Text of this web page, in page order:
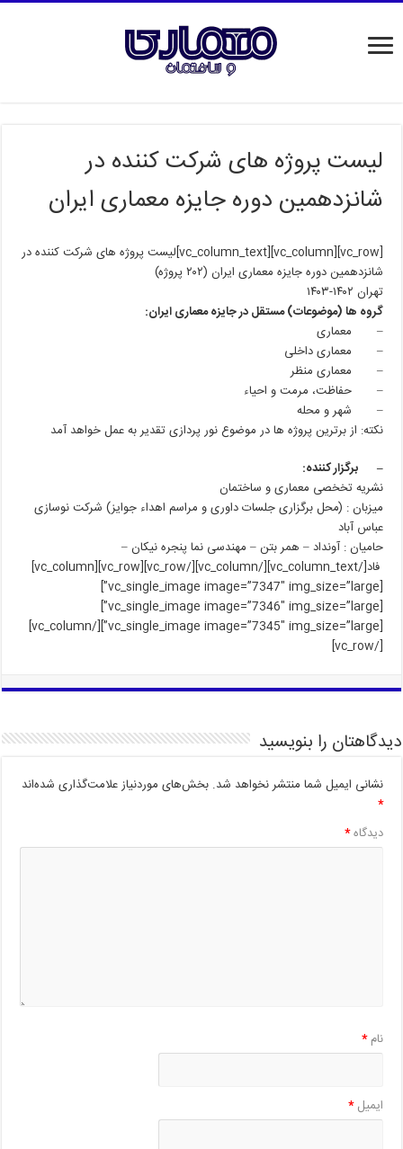
لیست پروژه های شرکت کننده در
شانزدهمین دوره جایزه معماری ایران
[vc_row][vc_column][vc_column_text]لیست پروژه های شرکت کننده در
شانزدهمین دوره جایزه معماری ایران (۲۰۲ پروژه)
تهران ۱۴۰۲-۱۴۰۳
گروه ها (موضوعات) مستقل در جایزه معماری ایران:
– معماری
– معماری داخلی
– معماری منظر
– حفاظت، مرمت و احیاء
– شهر و محله
نکته: از برترین پروژه ها در موضوع نور پردازی تقدیر به عمل خواهد آمد
– برگزار کننده:
نشریه تخخصی معماری و ساختمان
میزبان : (محل برگزاری جلسات داوری و مراسم اهداء جوایز) شرکت نوسازی
عباس آباد
حامیان : آونداد – همر بتن – مهندسی نما پنجره نیکان –
فاد[/vc_column_text][/vc_column][/vc_row][vc_row][vc_column]
[vc_single_image image=”7347″ img_size=”large”]
[vc_single_image image=”7346″ img_size=”large”]
[vc_single_image image=”7345″ img_size=”large”][/vc_column]
[/vc_row]
دیدگاهتان را بنویسید
نشانی ایمیل شما منتشر نخواهد شد. بخش‌های موردنیاز علامت‌گذاری شده‌اند
*
دیدگاه*
نام*
ایمیل*